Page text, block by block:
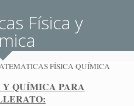
Física y
FÍSICA QUÍMICA
QUÍMICA PARA